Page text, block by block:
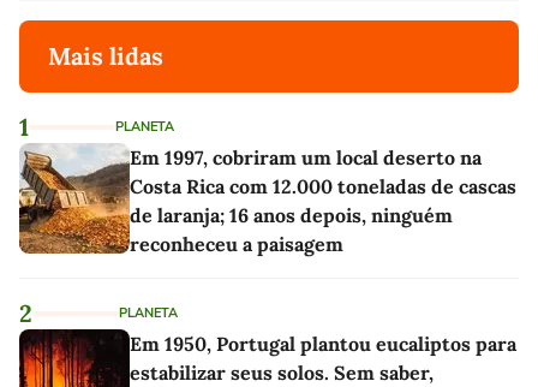
Mais lidas
1 PLANETA
Em 1997, cobriram um local deserto na
Costa Rica com 12.000 toneladas de cascas
de laranja; 16 anos depois, ninguém
reconheceu a paisagem
2 PLANETA
Em 1950, Portugal plantou eucaliptos para
estabilizar seus solos. Sem saber,